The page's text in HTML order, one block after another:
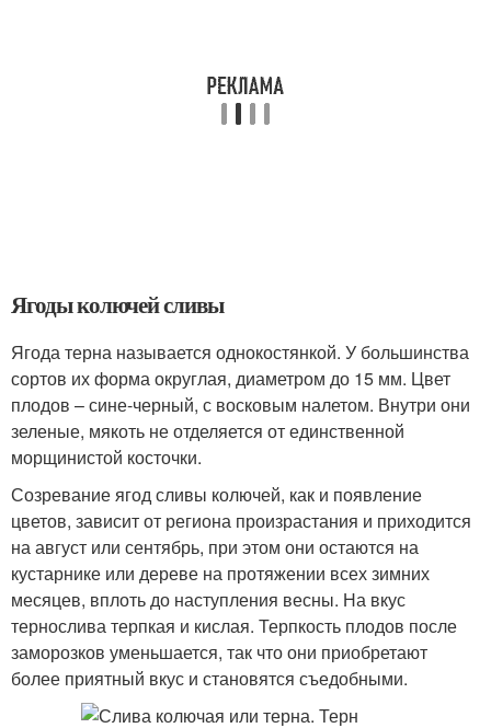
Ягоды колючей сливы
Ягода терна называется однокостянкой. У большинства
сортов их форма округлая, диаметром до 15 мм. Цвет
плодов – сине-черный, с восковым налетом. Внутри они
зеленые, мякоть не отделяется от единственной
морщинистой косточки.
Созревание ягод сливы колючей, как и появление
цветов, зависит от региона произрастания и приходится
на август или сентябрь, при этом они остаются на
кустарнике или дереве на протяжении всех зимних
месяцев, вплоть до наступления весны. На вкус
тернослива терпкая и кислая. Терпкость плодов после
заморозков уменьшается, так что они приобретают
более приятный вкус и становятся съедобными.